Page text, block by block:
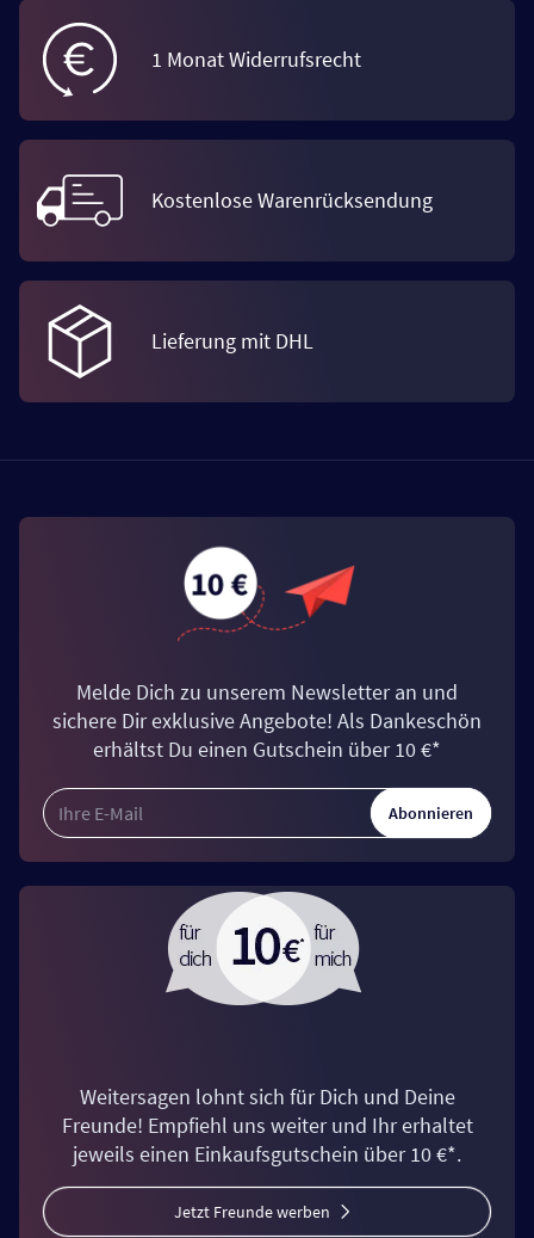
1 Monat Widerrufsrecht
Kostenlose Warenrücksendung
Lieferung mit DHL
Melde Dich zu unserem Newsletter an und
sichere Dir exklusive Angebote! Als Dankeschön
erhältst Du einen Gutschein über 10 €*
Abonnieren
Weitersagen lohnt sich für Dich und Deine
Freunde! Empfiehl uns weiter und Ihr erhaltet
jeweils einen Einkaufsgutschein über 10 €*.
Jetzt Freunde werben